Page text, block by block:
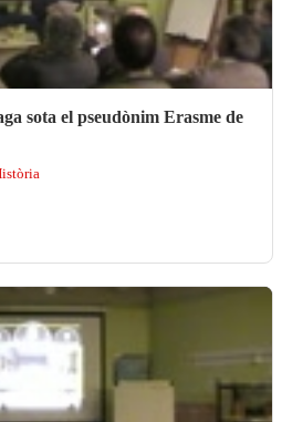
sota el pseudònim Erasme de